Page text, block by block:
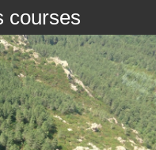
courses